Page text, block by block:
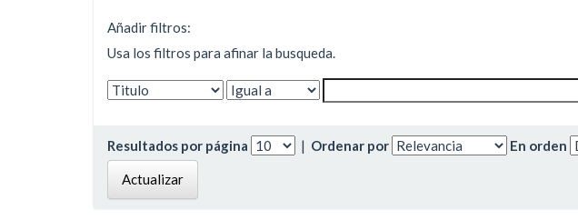
Añadir filtros:
Usa los filtros para afinar la busqueda.
Resultados por página | Ordenar por En orden